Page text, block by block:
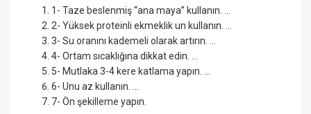
1- Taze beslenmiş “ana maya” kullanın. ...
2- Yüksek proteinli ekmeklik un kullanın. ...
3- Su oranını kademeli olarak artırın. ...
4- Ortam sıcaklığına dikkat edin. ...
5- Mutlaka 3-4 kere katlama yapın. ...
6- Unu az kullanın. ...
7- Ön şekilleme yapın.